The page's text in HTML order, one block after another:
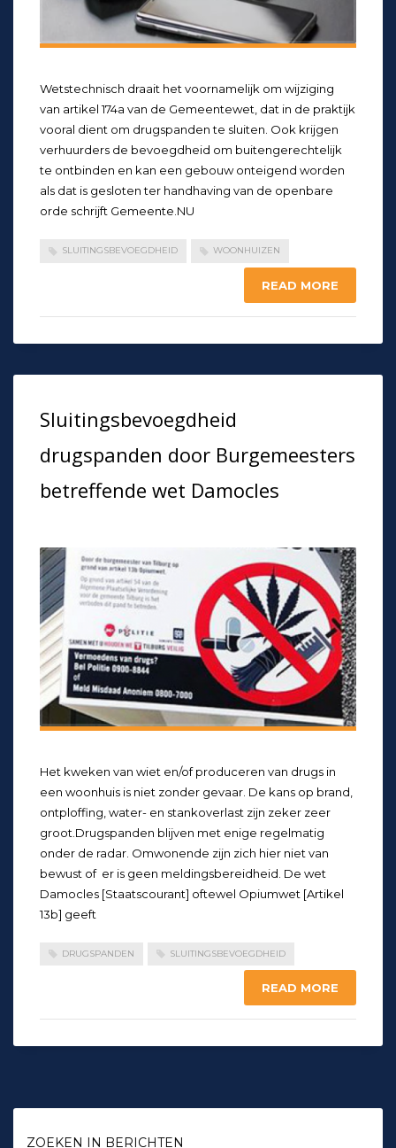
Wetstechnisch draait het voornamelijk om wijziging
van artikel 174a van de Gemeentewet, dat in de praktijk
vooral dient om drugspanden te sluiten. Ook krijgen
verhuurders de bevoegdheid om buitengerechtelijk
te ontbinden en kan een gebouw onteigend worden
als dat is gesloten ter handhaving van de openbare
orde schrijft Gemeente.NU
SLUITINGSBEVOEGDHEID WOONHUIZEN
READ MORE
Sluitingsbevoegdheid
drugspanden door Burgemeesters
betreffende wet Damocles
Het kweken van wiet en/of produceren van drugs in
een woonhuis is niet zonder gevaar. De kans op brand,
ontploffing, water- en stankoverlast zijn zeker zeer
groot.Drugspanden blijven met enige regelmatig
onder de radar. Omwonende zijn zich hier niet van
bewust of er is geen meldingsbereidheid. De wet
Damocles [Staatscourant] oftewel Opiumwet [Artikel
13b] geeft
DRUGSPANDEN SLUITINGSBEVOEGDHEID
READ MORE
ZOEKEN IN BERICHTEN